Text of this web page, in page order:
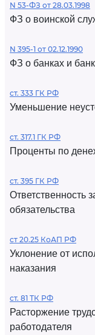
N 53-ФЗ от 28.03.1998
ФЗ о воинской
N 395-1 от 02.12.1990
ФЗ о банках и
ст. 333 ГК РФ
Уменьшение
ст. 317.1 ГК РФ
Проценты по
ст. 395 ГК РФ
Ответственность
обязательства
ст 20.25 КоАП РФ
Уклонение от
наказания
ст. 81 ТК РФ
Расторжение
работодателя